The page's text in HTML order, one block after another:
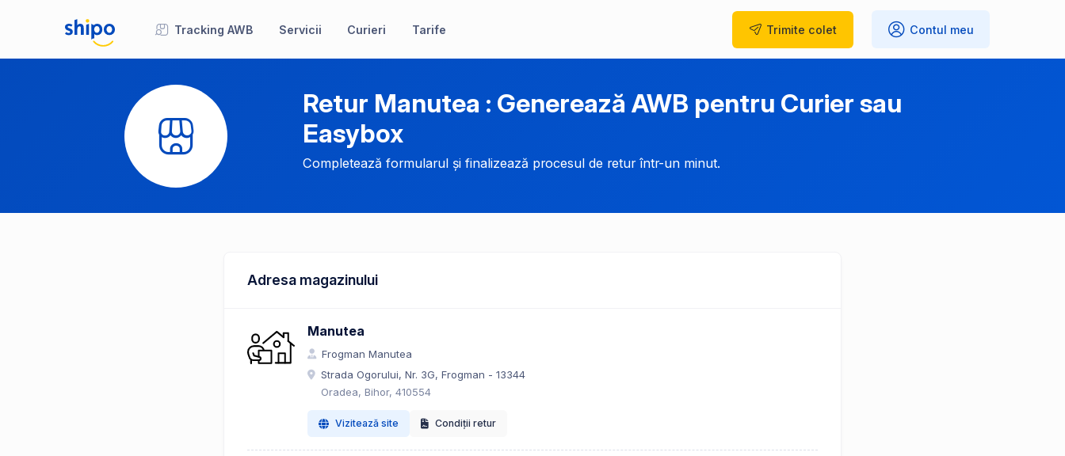
Tracking AWB Servicii Curieri Tarife Trimite colet Contul meu
Retur Manutea : Generează AWB pentru Curier sau
Easybox
Completează formularul și finalizează procesul de retur într-un minut.
Adresa magazinului
Manutea
Frogman Manutea
Strada Ogorului, Nr. 3G, Frogman - 13344
Oradea, Bihor, 410554
Vizitează site Condiții retur